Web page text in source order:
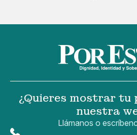
¿Quieres mostrar tu
nuestra
Llámanos o